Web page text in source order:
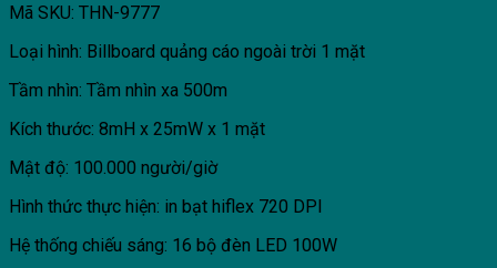
Mã SKU: THN-9777
Loại hình: Billboard quảng cáo ngoài trời 1 mặt
Tầm nhìn: Tầm nhìn xa 500m
Kích thước: 8mH x 25mW x 1 mặt
Mật độ: 100.000 người/giờ
Hình thức thực hiện: in bạt hiflex 720 DPI
Hệ thống chiếu sáng: 16 bộ đèn LED 100W